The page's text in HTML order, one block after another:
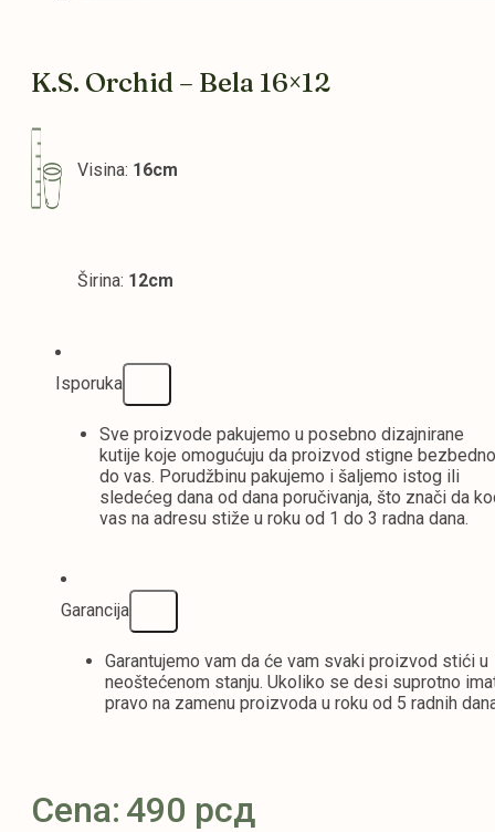
K.S. Orchid – Bela 16×12
Visina: 16cm
Širina: 12cm
Isporuka
Sve proizvode pakujemo u posebno dizajnirane
kutije koje omogućuju da proizvod stigne
do vas. Porudžbinu pakujemo i šaljemo istog ili
sledećeg dana od dana poručivanja, što znači da
vas na adresu stiže u roku od 1 do 3 radna dana.
Garancija
Garantujemo vam da će vam svaki proizvod stići u
neoštećenom stanju. Ukoliko se desi suprotno
pravo na zamenu proizvoda u roku od 5 radnih
Cena: 490 рсд